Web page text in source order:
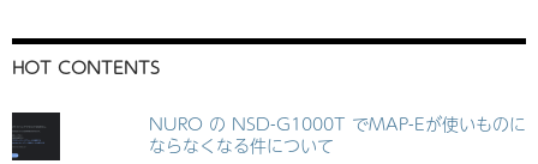
HOT CONTENTS
NURO の NSD-G1000T でMAP-Eが使いものに
ならなくなる件について